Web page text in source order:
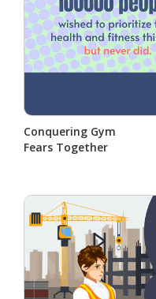
Conquering Gym
Fears Together